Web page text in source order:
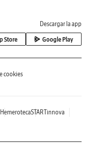
Descargar la app
Store Google Play
cookies
HemerotecaSTARTinnova